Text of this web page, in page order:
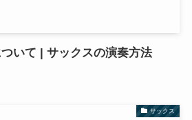
いて | サックスの演奏方法
サックス